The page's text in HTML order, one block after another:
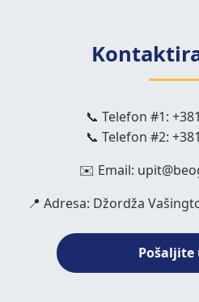
📞 Telefon #1:
📞 Telefon #2:
✉️ Email:
📍 Adresa: Džordža